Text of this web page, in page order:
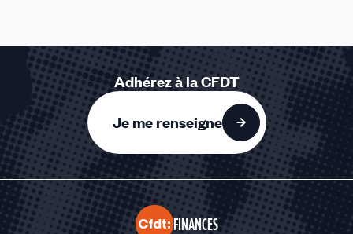
Adhérez à la CFDT
Je me renseigne
FINANCES